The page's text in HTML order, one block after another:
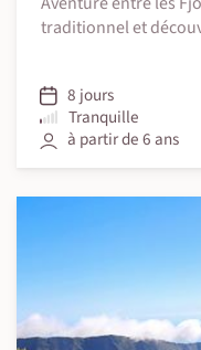
traditionnel et
8 jours
Tranquille
à partir de 6 ans